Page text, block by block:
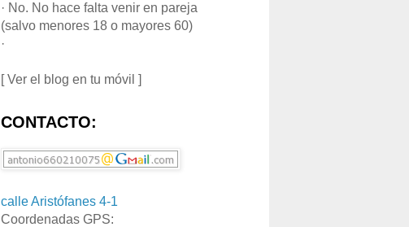
· No. No hace falta venir en pareja
(salvo menores 18 o mayores 60)
·
[ Ver el blog en tu móvil ]
CONTACTO:
calle Aristófanes 4-1
Coordenadas GPS: